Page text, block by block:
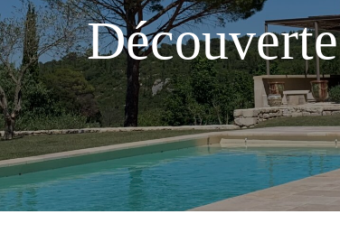
Découverte